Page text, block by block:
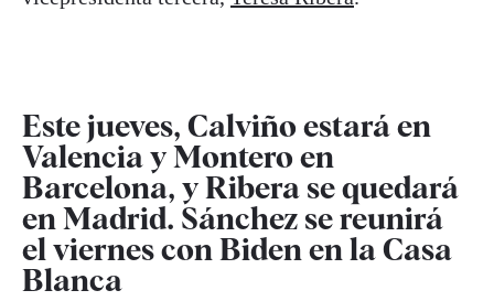
Este jueves, Calviño estará en
Valencia y Montero en
Barcelona, y Ribera se quedará
en Madrid. Sánchez se reunirá
el viernes con Biden en la Casa
Blanca